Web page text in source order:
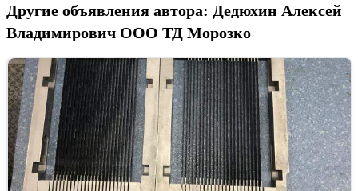
Другие объявления автора: Дедюхин Алексей
Владимирович ООО ТД Морозко